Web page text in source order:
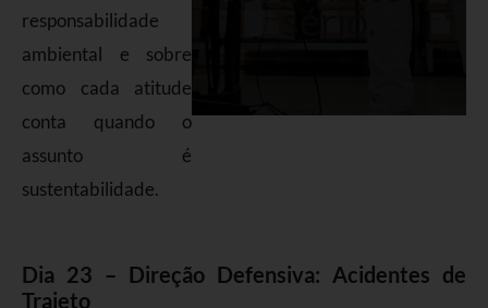
responsabilidade
ambiental e sobre
como cada atitude
conta quando o
assunto é
sustentabilidade.
Dia 23 – Direção Defensiva: Acidentes de
Trajeto